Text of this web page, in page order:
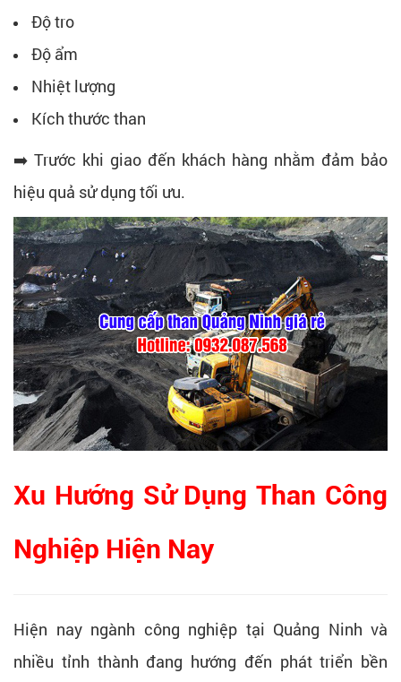
Độ tro
Độ ẩm
Nhiệt lượng
Kích thước than
➡️ Trước khi giao đến khách hàng nhằm đảm bảo
hiệu quả sử dụng tối ưu.
Xu Hướng Sử Dụng Than Công
Nghiệp Hiện Nay
Hiện nay ngành công nghiệp tại Quảng Ninh và
nhiều tỉnh thành đang hướng đến phát triển bền